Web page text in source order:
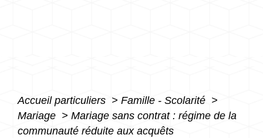
Accueil particuliers > Famille - Scolarité >
Mariage > Mariage sans contrat : régime de la
communauté réduite aux acquêts